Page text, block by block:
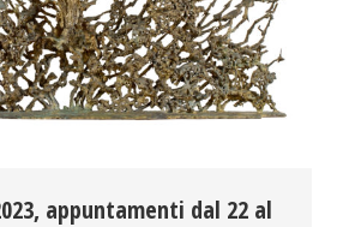
appuntamenti dal 22 al